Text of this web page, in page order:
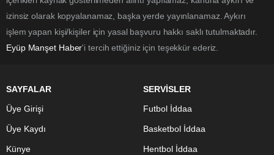
izinsiz olarak kopyalanamaz, başka yerde yayınlanamaz. Aykırı
işlem yapan kişi/kişiler için yasal başvuru hakkı saklı tutulmaktadır.
Eyüp Manşet Haber'i tercih ettiğiniz için teşekkür ederiz.
SAYFALAR
Üye Girişi
Üye Kaydı
Künye
SERVİSLER
Futbol İddaa
Basketbol İddaa
Hentbol İddaa